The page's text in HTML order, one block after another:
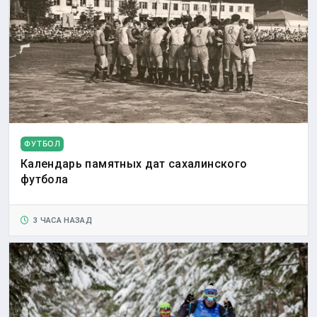
ФУТБОЛ
Календарь памятных дат сахалинского
футбола
3 ЧАСА НАЗАД